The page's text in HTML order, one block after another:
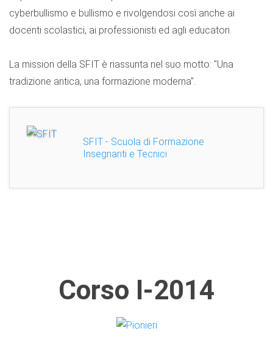
cyberbullismo e bullismo e rivolgendosi così anche ai
docenti scolastici, ai professionisti ed agli educatori.
La mission della SFIT è riassunta nel suo motto: "Una
tradizione antica, una formazione moderna".
SFIT - Scuola di Formazione
Insegnanti e Tecnici
Corso I-2014